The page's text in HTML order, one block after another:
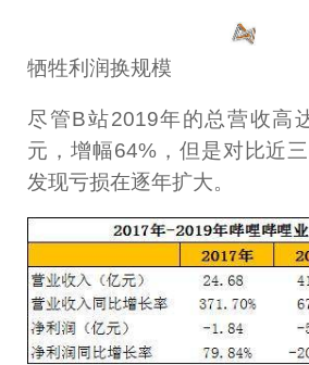
牺牲利润换规模
尽管B站2019年的总营收高
元，增幅64%，但是对比近
发现亏损在逐年扩大。